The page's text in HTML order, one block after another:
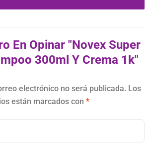
En Opinar "Novex Super
300ml Y Crema 1k"
electrónico no será publicada. Los
están marcados con *